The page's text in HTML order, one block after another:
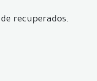
recuperados.